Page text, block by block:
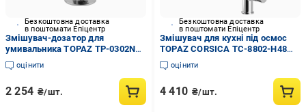
Безкоштовна доставка
в поштомати Епіцентр
Змішувач-дозатор для
умивальника TOPAZ TP-0302N
(000022463)
оцінити
2 254 ₴/шт.
Безкоштовна доставка
в поштомати Епіцентр
Змішувач для кухні під осмос
TOPAZ CORSICA TC-8802-H48
(000019560)
оцінити
4 410 ₴/шт.